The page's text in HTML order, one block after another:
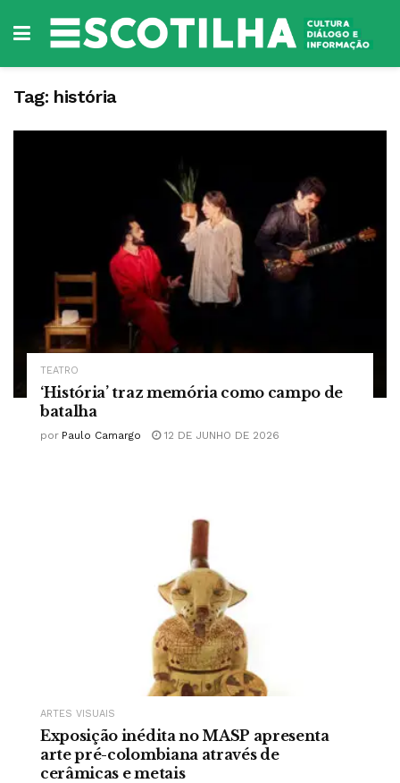
Tag: história
TEATRO
‘História’ traz memória como campo de
batalha
por Paulo Camargo 12 DE JUNHO DE 2026
ARTES VISUAIS
Exposição inédita no MASP apresenta
arte pré-colombiana através de
cerâmicas e metais